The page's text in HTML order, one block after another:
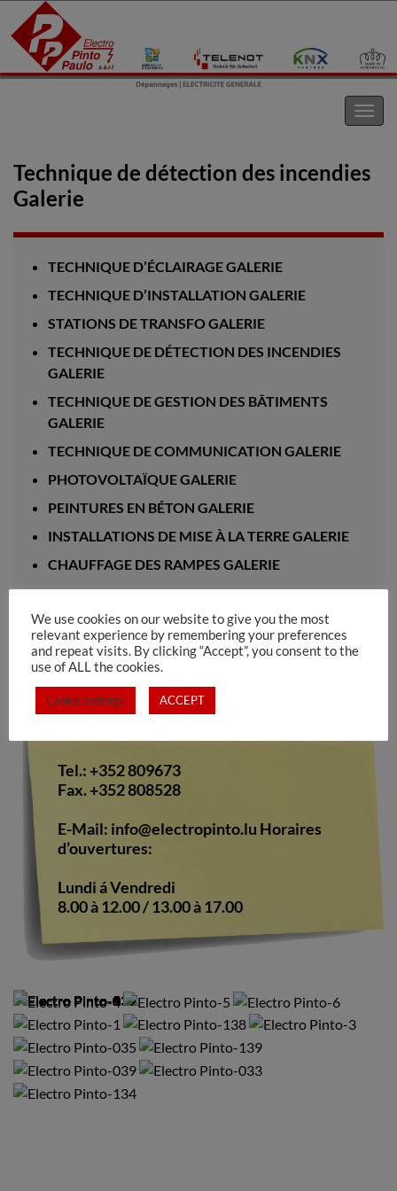
Technique de détection des incendies
Galerie
TECHNIQUE D’ÉCLAIRAGE GALERIE
TECHNIQUE D’INSTALLATION GALERIE
STATIONS DE TRANSFO GALERIE
TECHNIQUE DE DÉTECTION DES INCENDIES
GALERIE
TECHNIQUE DE GESTION DES BÂTIMENTS
GALERIE
TECHNIQUE DE COMMUNICATION GALERIE
PHOTOVOLTAÏQUE GALERIE
PEINTURES EN BÉTON GALERIE
INSTALLATIONS DE MISE À LA TERRE GALERIE
CHAUFFAGE DES RAMPES GALERIE
Electro Pinto s.a.rl
10-12, rue de Medernach
Tel.: +352 809673
Fax. +352 808528
E-Mail: info@electropinto.lu Horaires
d’ouvertures:
Lundi á Vendredi
8.00 à 12.00 / 13.00 à 17.00
We use cookies on our website to give you the most
relevant experience by remembering your preferences
and repeat visits. By clicking “Accept”, you consent to the
use of ALL the cookies.
Cookie settings ACCEPT